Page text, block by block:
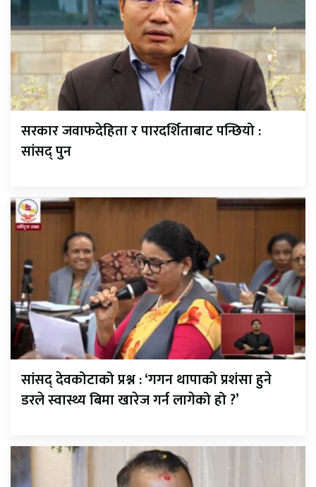
सरकार जवाफदेहिता र पारदर्शिताबाट पन्छियो :
सांसद् पुन
सांसद् देवकोटाको प्रश्न : ‘गगन थापाको प्रशंसा हुने
डरले स्वास्थ्य बिमा खारेज गर्न लागेको हो ?’